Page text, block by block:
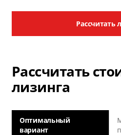
Рассчитать
Рассчитать
лизинга
Оптимальный
вариант